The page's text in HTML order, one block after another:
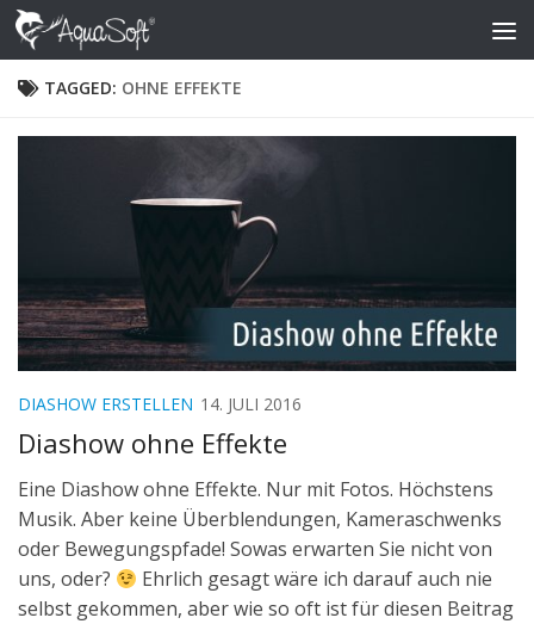
Skip to content
TAGGED: OHNE EFFEKTE
DIASHOW ERSTELLEN 14. JULI 2016
Diashow ohne Effekte
Eine Diashow ohne Effekte. Nur mit Fotos. Höchstens
Musik. Aber keine Überblendungen, Kameraschwenks
oder Bewegungspfade! Sowas erwarten Sie nicht von
uns, oder?
Ehrlich gesagt wäre ich darauf auch nie
selbst gekommen, aber wie so oft ist für diesen Beitrag